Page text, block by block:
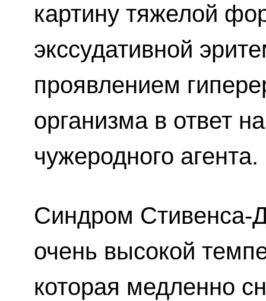
картину тяжелой
экссудативной
проявлением
организма в ответ
чужеродного агента.
Синдром Стивенса-
очень высокой
которая медленно